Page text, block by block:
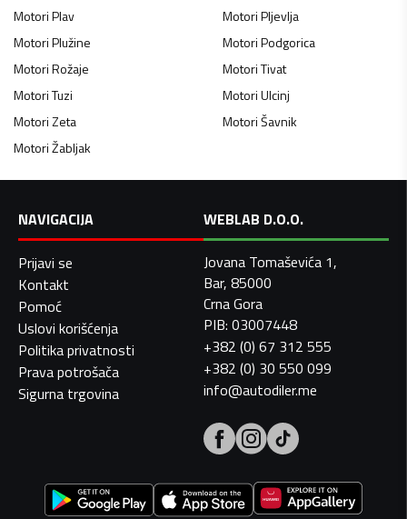
MotoriPlav MotoriPljevlja
MotoriPlužine MotoriPodgorica
MotoriRožaje MotoriTivat
MotoriTuzi MotoriUlcinj
MotoriZeta MotoriŠavnik
MotoriŽabljak
NAVIGACIJA
Prijavi se
Kontakt
Pomoć
Uslovi korišćenja
Politika privatnosti
Prava potrošača
Sigurna trgovina
WEBLAB D.O.O.
Jovana Tomaševića 1,
Bar, 85000
Crna Gora
PIB: 03007448
+382 (0) 67 312 555
+382 (0) 30 550 099
info@autodiler.me